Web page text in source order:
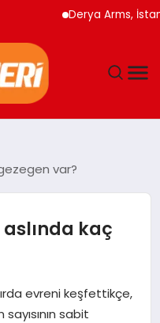
Derya Arms,
var?
aslında kaç
evreni keşfettikçe,
sabit